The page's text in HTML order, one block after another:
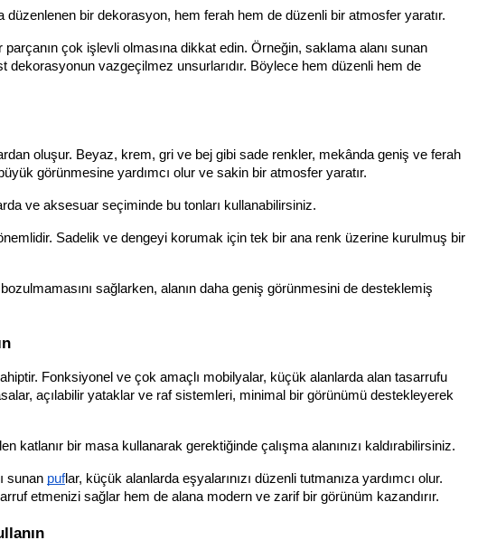
bir dekorasyon, hem ferah hem de düzenli bir atmosfer yaratır.
çok işlevli olmasına dikkat edin. Örneğin, saklama alanı sunan
dekorasyonun vazgeçilmez unsurlarıdır. Böylece hem düzenli hem de
oluşur. Beyaz, krem, gri ve bej gibi sade renkler, mekânda geniş ve ferah
görünmesine yardımcı olur ve sakin bir atmosfer yaratır.
ve aksesuar seçiminde bu tonları kullanabilirsiniz.
Sadelik ve dengeyi korumak için tek bir ana renk üzerine kurulmuş bir
sağlarken, alanın daha geniş görünmesini de desteklemiş
Fonksiyonel ve çok amaçlı mobilyalar, küçük alanlarda alan tasarrufu
açılabilir yataklar ve raf sistemleri, minimal bir görünümü destekleyerek
katlanır bir masa kullanarak gerektiğinde çalışma alanınızı kaldırabilirsiniz.
sunan puflar, küçük alanlarda eşyalarınızı düzenli tutmanıza yardımcı olur.
etmenizi sağlar hem de alana modern ve zarif bir görünüm kazandırır.